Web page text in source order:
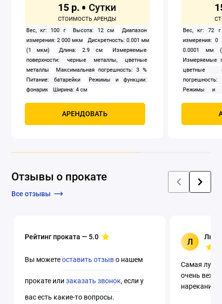
15 р.
Вес, кг: 100 г Высота: 12 см
Диапазон
измерения: 2 000 мкм
Дискретность: 0.001 мм
(1 мкм)
Длина: 2.9 см
Измеряемые
поверхности: черные металлы, цветные
металлы
Максимальная погрешность: 3 %
Питание: батарейки
Режимы и функции:
фонарик
Ширина: 4 см
АРЕНДОВАТЬ
Вес, кг: 72 г
измерения:
0.0001 мм
Измеряемые
цветные
Режимы и
Отзывы о прокате
Все отзывы
Рейтинг проката — 5.0
Вы можетеоставить отзыво нашем
прокате илизаказать звонок, если у
вас есть какие-то вопросы.
Л
Самая
очень
нареканий.